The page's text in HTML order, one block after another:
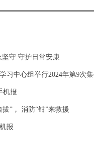
坚守 守护日常安康
习中心组举行2024年第9次集
机报
”， 消防“钳”来救援
报